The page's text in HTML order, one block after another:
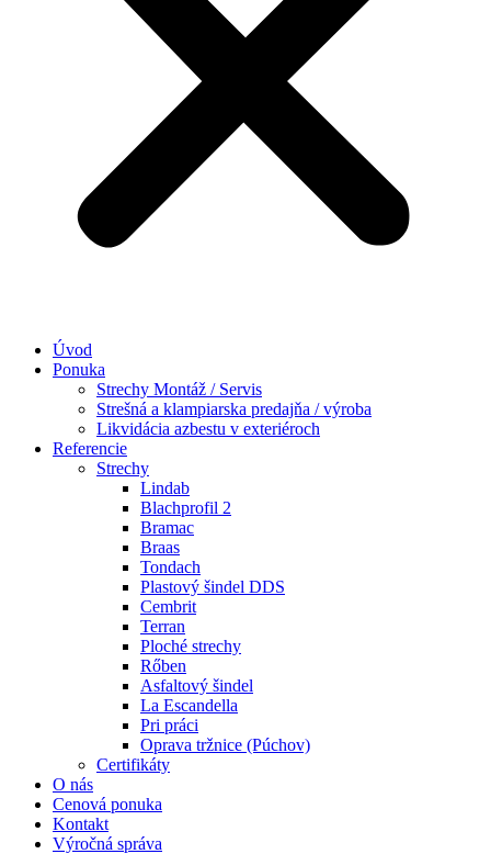
Úvod
Ponuka
Strechy Montáž / Servis
Strešná a klampiarska predajňa / výroba
Likvidácia azbestu v exteriéroch
Referencie
Strechy
Lindab​
Blachprofil 2
Bramac
Braas
Tondach
Plastový šindel DDS
Cembrit
Terran
Ploché strechy
Rőben
Asfaltový šindel
La Escandella
Pri práci
Oprava tržnice (Púchov)
Certifikáty
O nás
Cenová ponuka
Kontakt
Výročná správa